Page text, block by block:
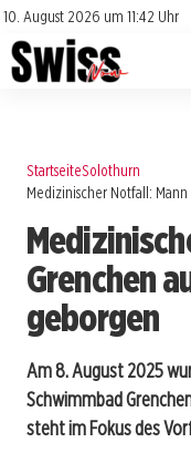
10. August 2026 um 11:42 Uhr
Impressum
Datenschutz
Jobs
Events
StartseiteSolothurn
Medizinischer Notfall:
Grenchen
geborgen
Am 8. August 2025
Schwimmbad
steht im Fokus des